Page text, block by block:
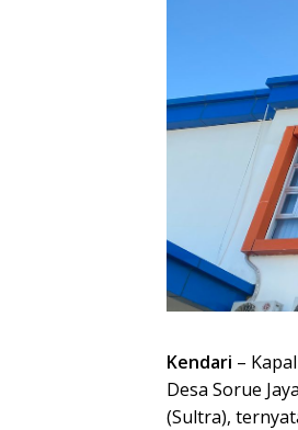
Kendari –
Desa Sorue
(Sultra),